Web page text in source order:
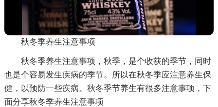
秋冬季养生注意事项
秋冬季养生注意事项，秋季，是个收获的季节，同时
也是个容易发生疾病的季节。所以在秋冬季应注意养生保
健，以预防一些疾病。秋冬季节养生有很多注意事项，下
面分享秋冬季养生注意事项